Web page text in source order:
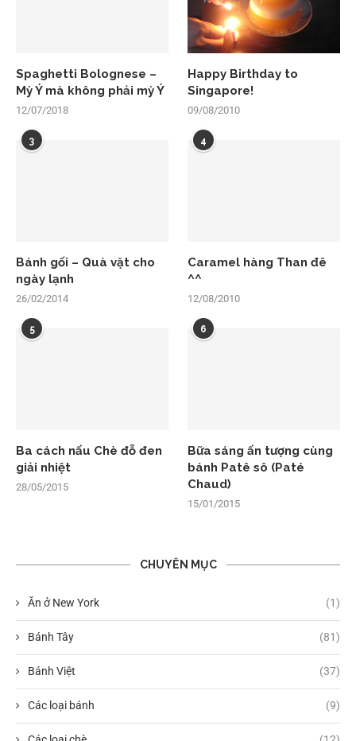
Spaghetti Bolognese –
Mỳ Ý mà không phải mỳ Ý
12/07/2018
Happy Birthday to
Singapore!
09/08/2010
3
Bánh gối – Quà vặt cho
ngày lạnh
26/02/2014
4
Caramel hàng Than đê
^^
12/08/2010
5
Ba cách nấu Chè đỗ đen
giải nhiệt
28/05/2015
6
Bữa sáng ấn tượng cùng
bánh Patê sô (Paté
Chaud)
15/01/2015
CHUYÊN MỤC
Ăn ở New York (1)
Bánh Tây (81)
Bánh Việt (37)
Các loại bánh (9)